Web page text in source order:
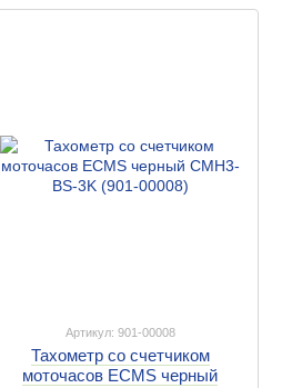
Артикул: 901-00008
Тахометр со счетчиком
моточасов ECMS черный